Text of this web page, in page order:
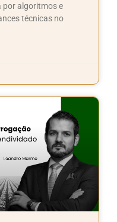
por algoritmos e
técnicas no